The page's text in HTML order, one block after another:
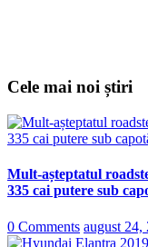
Cele mai noi știri
Mult-așteptatul
335 cai putere sub
0 Comments august 24,